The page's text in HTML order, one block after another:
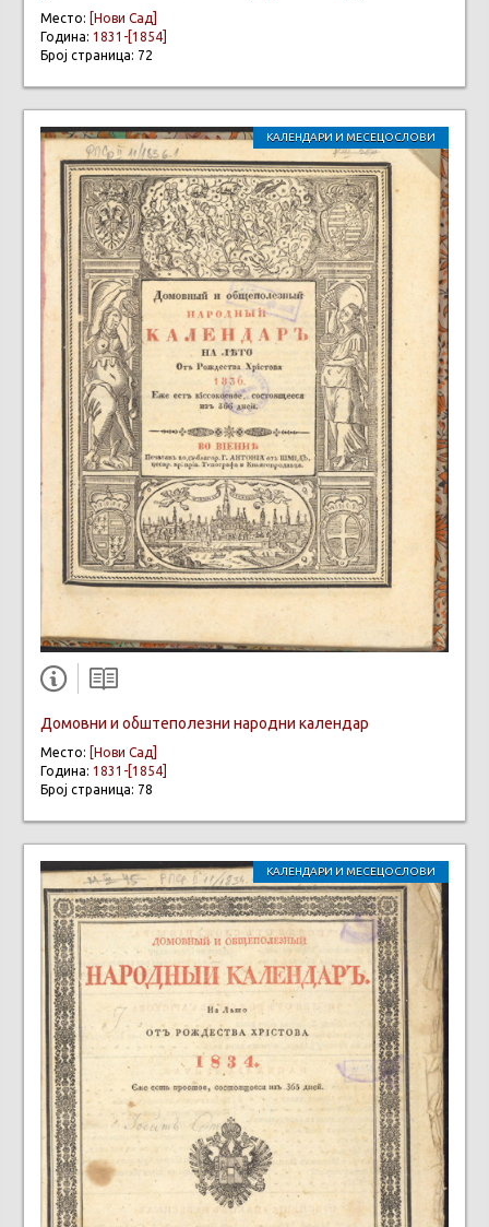
Место: [Нови Сад]
Година: 1831-[1854]
Број страница: 72
КАЛЕНДАРИ И МЕСЕЦОСЛОВИ
Домовни и обштеполезни народни календар
Место:
[Нови Сад]
Година: 1831-[1854]
Број страница: 78
КАЛЕНДАРИ И МЕСЕЦОСЛОВИ